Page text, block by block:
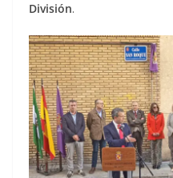
División.